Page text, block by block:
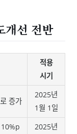
개선 전반
적용
시기
증가
2025년
1월 1일
2025년